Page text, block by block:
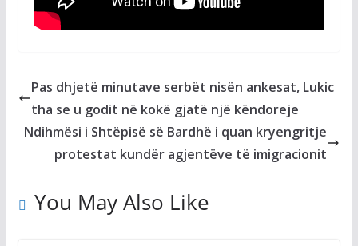
Pas dhjetë minutave serbët nisën ankesat, Lukic
tha se u godit në kokë gjatë një këndoreje
Ndihmësi i Shtëpisë së Bardhë i quan kryengritje
protestat kundër agjentëve të imigracionit
You May Also Like